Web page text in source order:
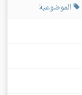
الموضوعية